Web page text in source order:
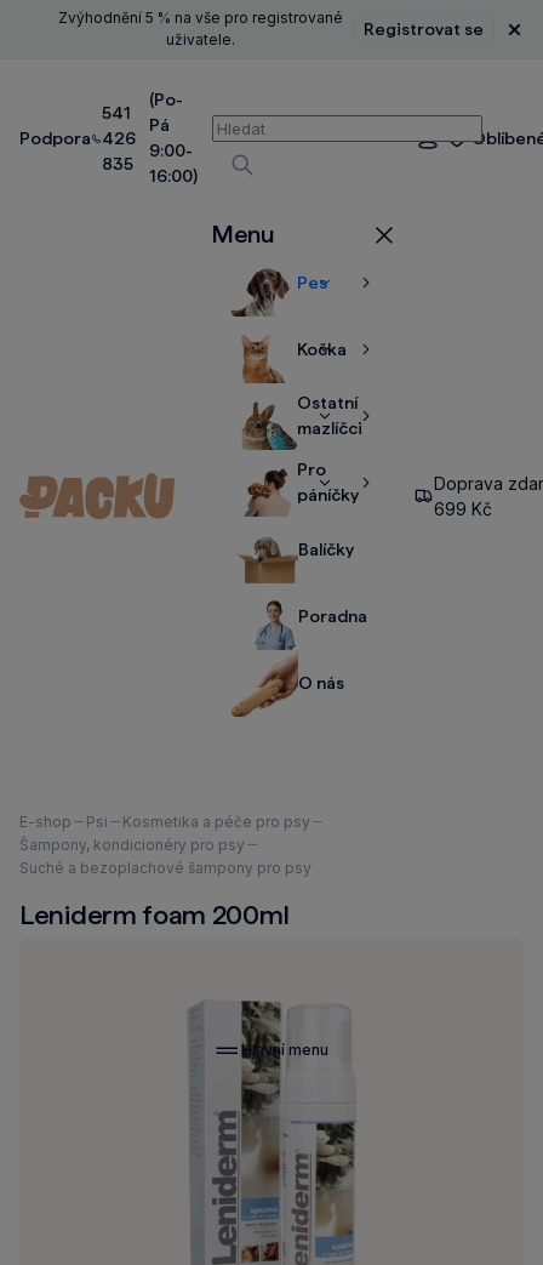
Zvýhodnění 5 % na vše pro registrované
uživatele.
Registrovat se
Podpora
541
426
835
(Po-
Pá
9:00-
16:00)
Vyhledávání
Vyhledávat
Přihlášení
Menu
PesZobrazitZobrazit
Kočka
ZobrazitZobrazit
Ostatní
mazlíčci
ZobrazitZobrazit
Pro
páníčky
ZobrazitZobrazit
Balíčky
Poradna
O nás
Hlavní menu
Doprava
699 Kč
Nacházíte
se
zde:
E-shop Psi
Kosmetika a péče pro psy
Šampony, kondicionéry pro psy
Suché a bezoplachové šampony pro psy
Leniderm foam 200ml